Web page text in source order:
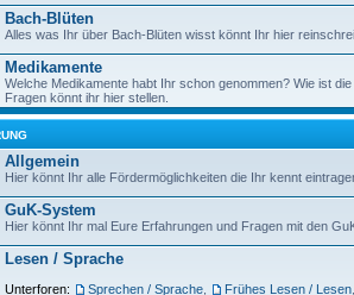
Bach-Blüten
Alles was Ihr über Bach-Blüten wisst könnt Ihr hier
Medikamente
Welche Medikamente habt Ihr schon genommen? Wie ist
Fragen könnt ihr hier stellen.
Allgemein
Hier könnt Ihr alle Fördermöglichkeiten die Ihr kennt
GuK-System
Hier könnt Ihr mal Eure Erfahrungen und Fragen mit den
Lesen / Sprache
Unterforen: Sprechen / Sprache Frühes Lesen / Lesen